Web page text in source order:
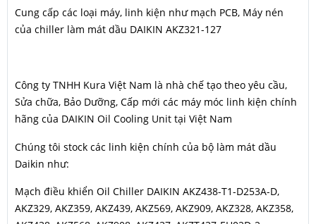
Cung cấp các loại máy, linh kiện như mạch PCB, Máy nén
của chiller làm mát dầu DAIKIN AKZ321-127
Công ty TNHH Kura Việt Nam là nhà chế tạo theo yêu cầu,
Sửa chữa, Bảo Dưỡng, Cấp mới các máy móc linh kiện chính
hãng của DAIKIN Oil Cooling Unit tại Việt Nam
Chúng tôi stock các linh kiện chính của bộ làm mát dầu
Daikin như:
Mạch điều khiển Oil Chiller DAIKIN AKZ438-T1-D253A-D,
AKZ329, AKZ359, AKZ439, AKZ569, AKZ909, AKZ328, AKZ358,